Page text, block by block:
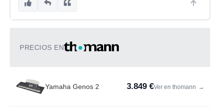
PRECIOS EN
Yamaha Genos 2 3.849 €Ver en thomann →